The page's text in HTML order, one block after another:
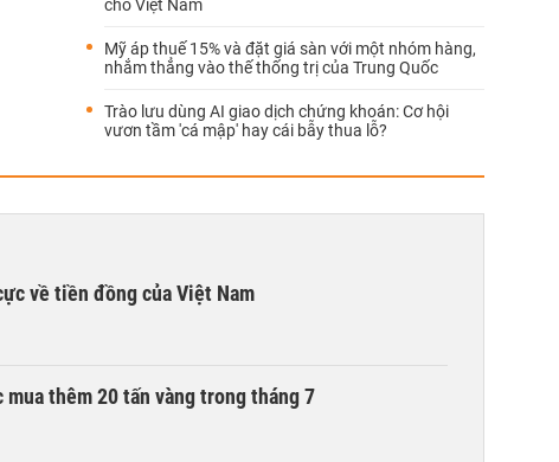
cho Việt Nam
Mỹ áp thuế 15% và đặt giá sàn với một nhóm hàng,
nhắm thẳng vào thế thống trị của Trung Quốc
Trào lưu dùng AI giao dịch chứng khoán: Cơ hội
vươn tầm 'cá mập' hay cái bẫy thua lỗ?
về tiền đồng của Việt Nam
mua thêm 20 tấn vàng trong tháng 7